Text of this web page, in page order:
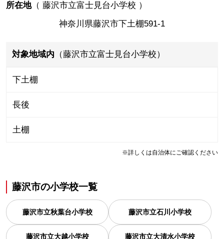
所在地（ 藤沢市立富士見台小学校 ）
神奈川県藤沢市下土棚591-1
対象地域内 （藤沢市立富士見台小学校）
下土棚
長後
土棚
※詳しくは自治体にご確認ください
藤沢市の小学校一覧
藤沢市立秋葉台小学校 藤沢市立石川小学校
藤沢市立大越小学校 藤沢市立大清水小学校